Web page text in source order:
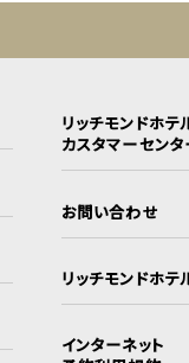
リッチモンドホテ
カスタマーセンタ
お問い合わせ
リッチモンドホテ
インターネット